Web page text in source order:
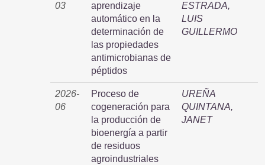
03
aprendizaje
automático en la
determinación de
las propiedades
antimicrobianas de
péptidos
ESTRADA,
LUIS
GUILLERMO
2026-
06
Proceso de
cogeneración para
la producción de
bioenergía a partir
de residuos
agroindustriales
UREÑA
QUINTANA,
JANET